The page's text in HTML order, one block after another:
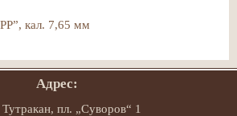
кал. 7,65 мм
Адрес:
пл. „Суворов“ 1